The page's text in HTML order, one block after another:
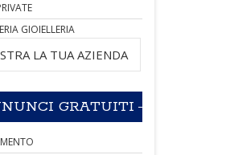
GIOIELLERIA
LA TUA AZIENDA
GRATUITI